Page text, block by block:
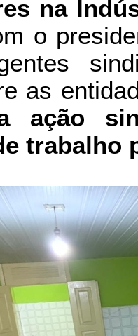
na
o
as
ação
trabalho